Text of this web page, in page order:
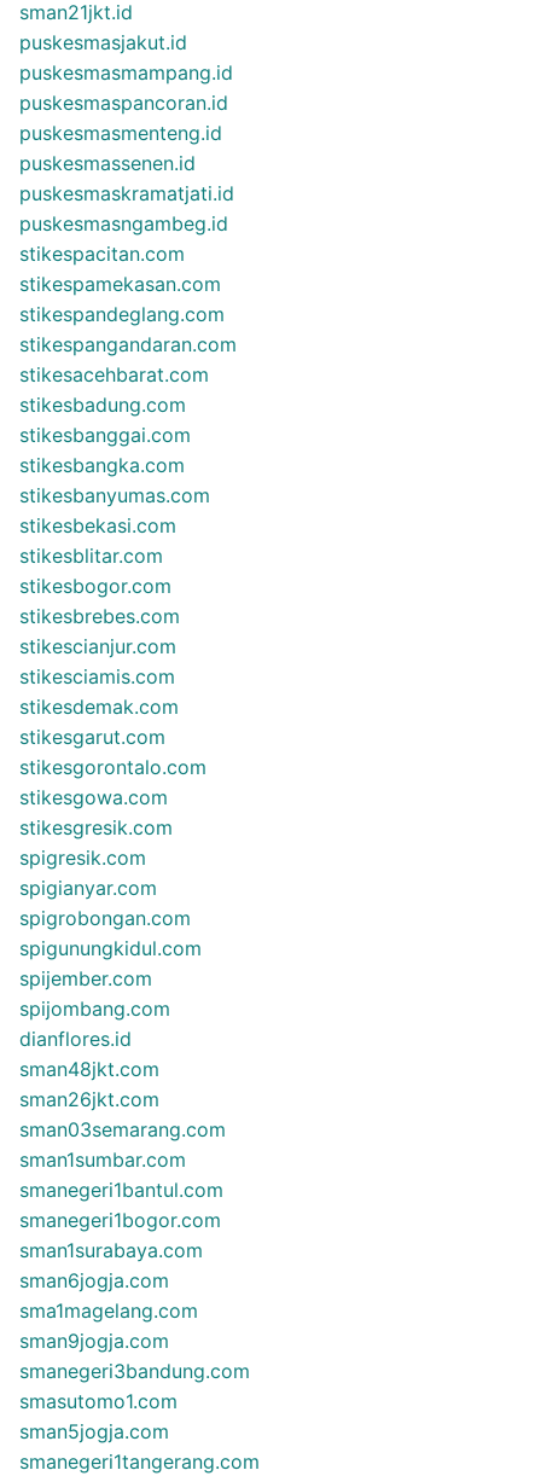
sman21jkt.id
puskesmasjakut.id
puskesmasmampang.id
puskesmaspancoran.id
puskesmasmenteng.id
puskesmassenen.id
puskesmaskramatjati.id
puskesmasngambeg.id
stikespacitan.com
stikespamekasan.com
stikespandeglang.com
stikespangandaran.com
stikesacehbarat.com
stikesbadung.com
stikesbanggai.com
stikesbangka.com
stikesbanyumas.com
stikesbekasi.com
stikesblitar.com
stikesbogor.com
stikesbrebes.com
stikescianjur.com
stikesciamis.com
stikesdemak.com
stikesgarut.com
stikesgorontalo.com
stikesgowa.com
stikesgresik.com
spigresik.com
spigianyar.com
spigrobongan.com
spigunungkidul.com
spijember.com
spijombang.com
dianflores.id
sman48jkt.com
sman26jkt.com
sman03semarang.com
sman1sumbar.com
smanegeri1bantul.com
smanegeri1bogor.com
sman1surabaya.com
sman6jogja.com
sma1magelang.com
sman9jogja.com
smanegeri3bandung.com
smasutomo1.com
sman5jogja.com
smanegeri1tangerang.com